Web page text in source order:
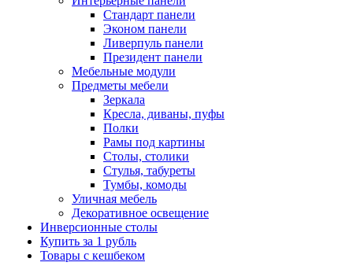
Стандарт панели
Эконом панели
Ливерпуль панели
Президент панели
Мебельные модули
Предметы мебели
Зеркала
Кресла, диваны, пуфы
Полки
Рамы под картины
Столы, столики
Стулья, табуреты
Тумбы, комоды
Уличная мебель
Декоративное освещение
Инверсионные столы
Купить за 1 рубль
Товары с кешбеком